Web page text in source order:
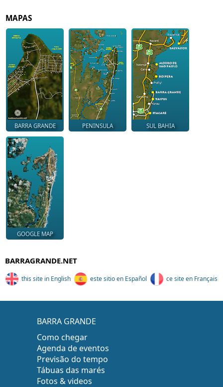
MAPAS
BARRA GRANDE PENINSULA SUL BAHIA
GOOGLE MAP
BARRAGRANDE.NET
this site in English este sitio en Español ce site en Français
BARRA GRANDE
Como chegar
Agenda de eventos
Previsão do tempo
Tábuas das marés
Fotos & videos